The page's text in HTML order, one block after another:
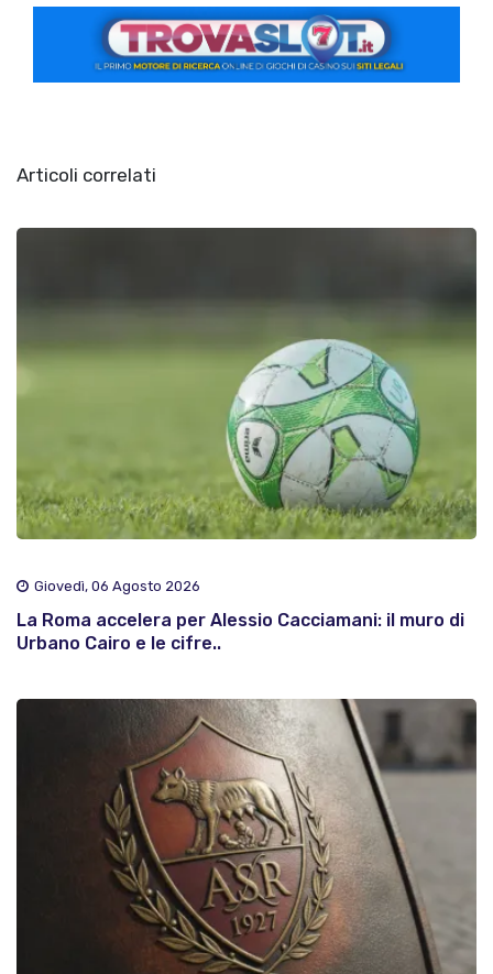
Articoli correlati
Giovedì, 06 Agosto 2026
La Roma accelera per Alessio Cacciamani: il muro di
Urbano Cairo e le cifre..